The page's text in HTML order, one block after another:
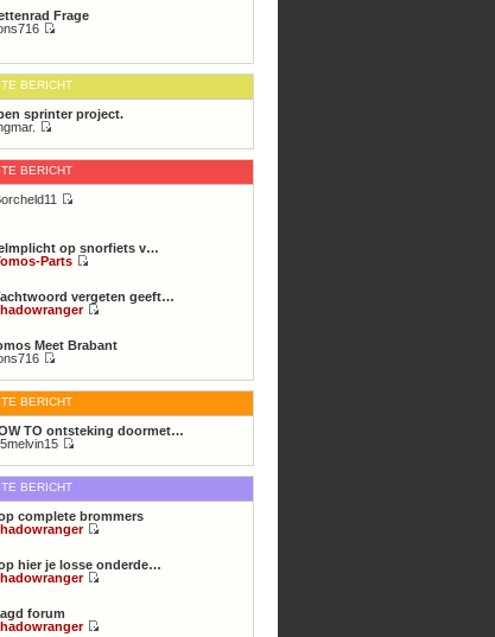
Frage
bericht
BERICHT
sprinter project.
laatste
bericht
BERICHT
op snorfiets v…
Parts
bericht
vergeten geeft…
bericht
Meet Brabant
laatste
bericht
BERICHT
TO ontsteking doormet…
laatste
bericht
BERICHT
complete brommers
bericht
hier je losse onderde…
forum